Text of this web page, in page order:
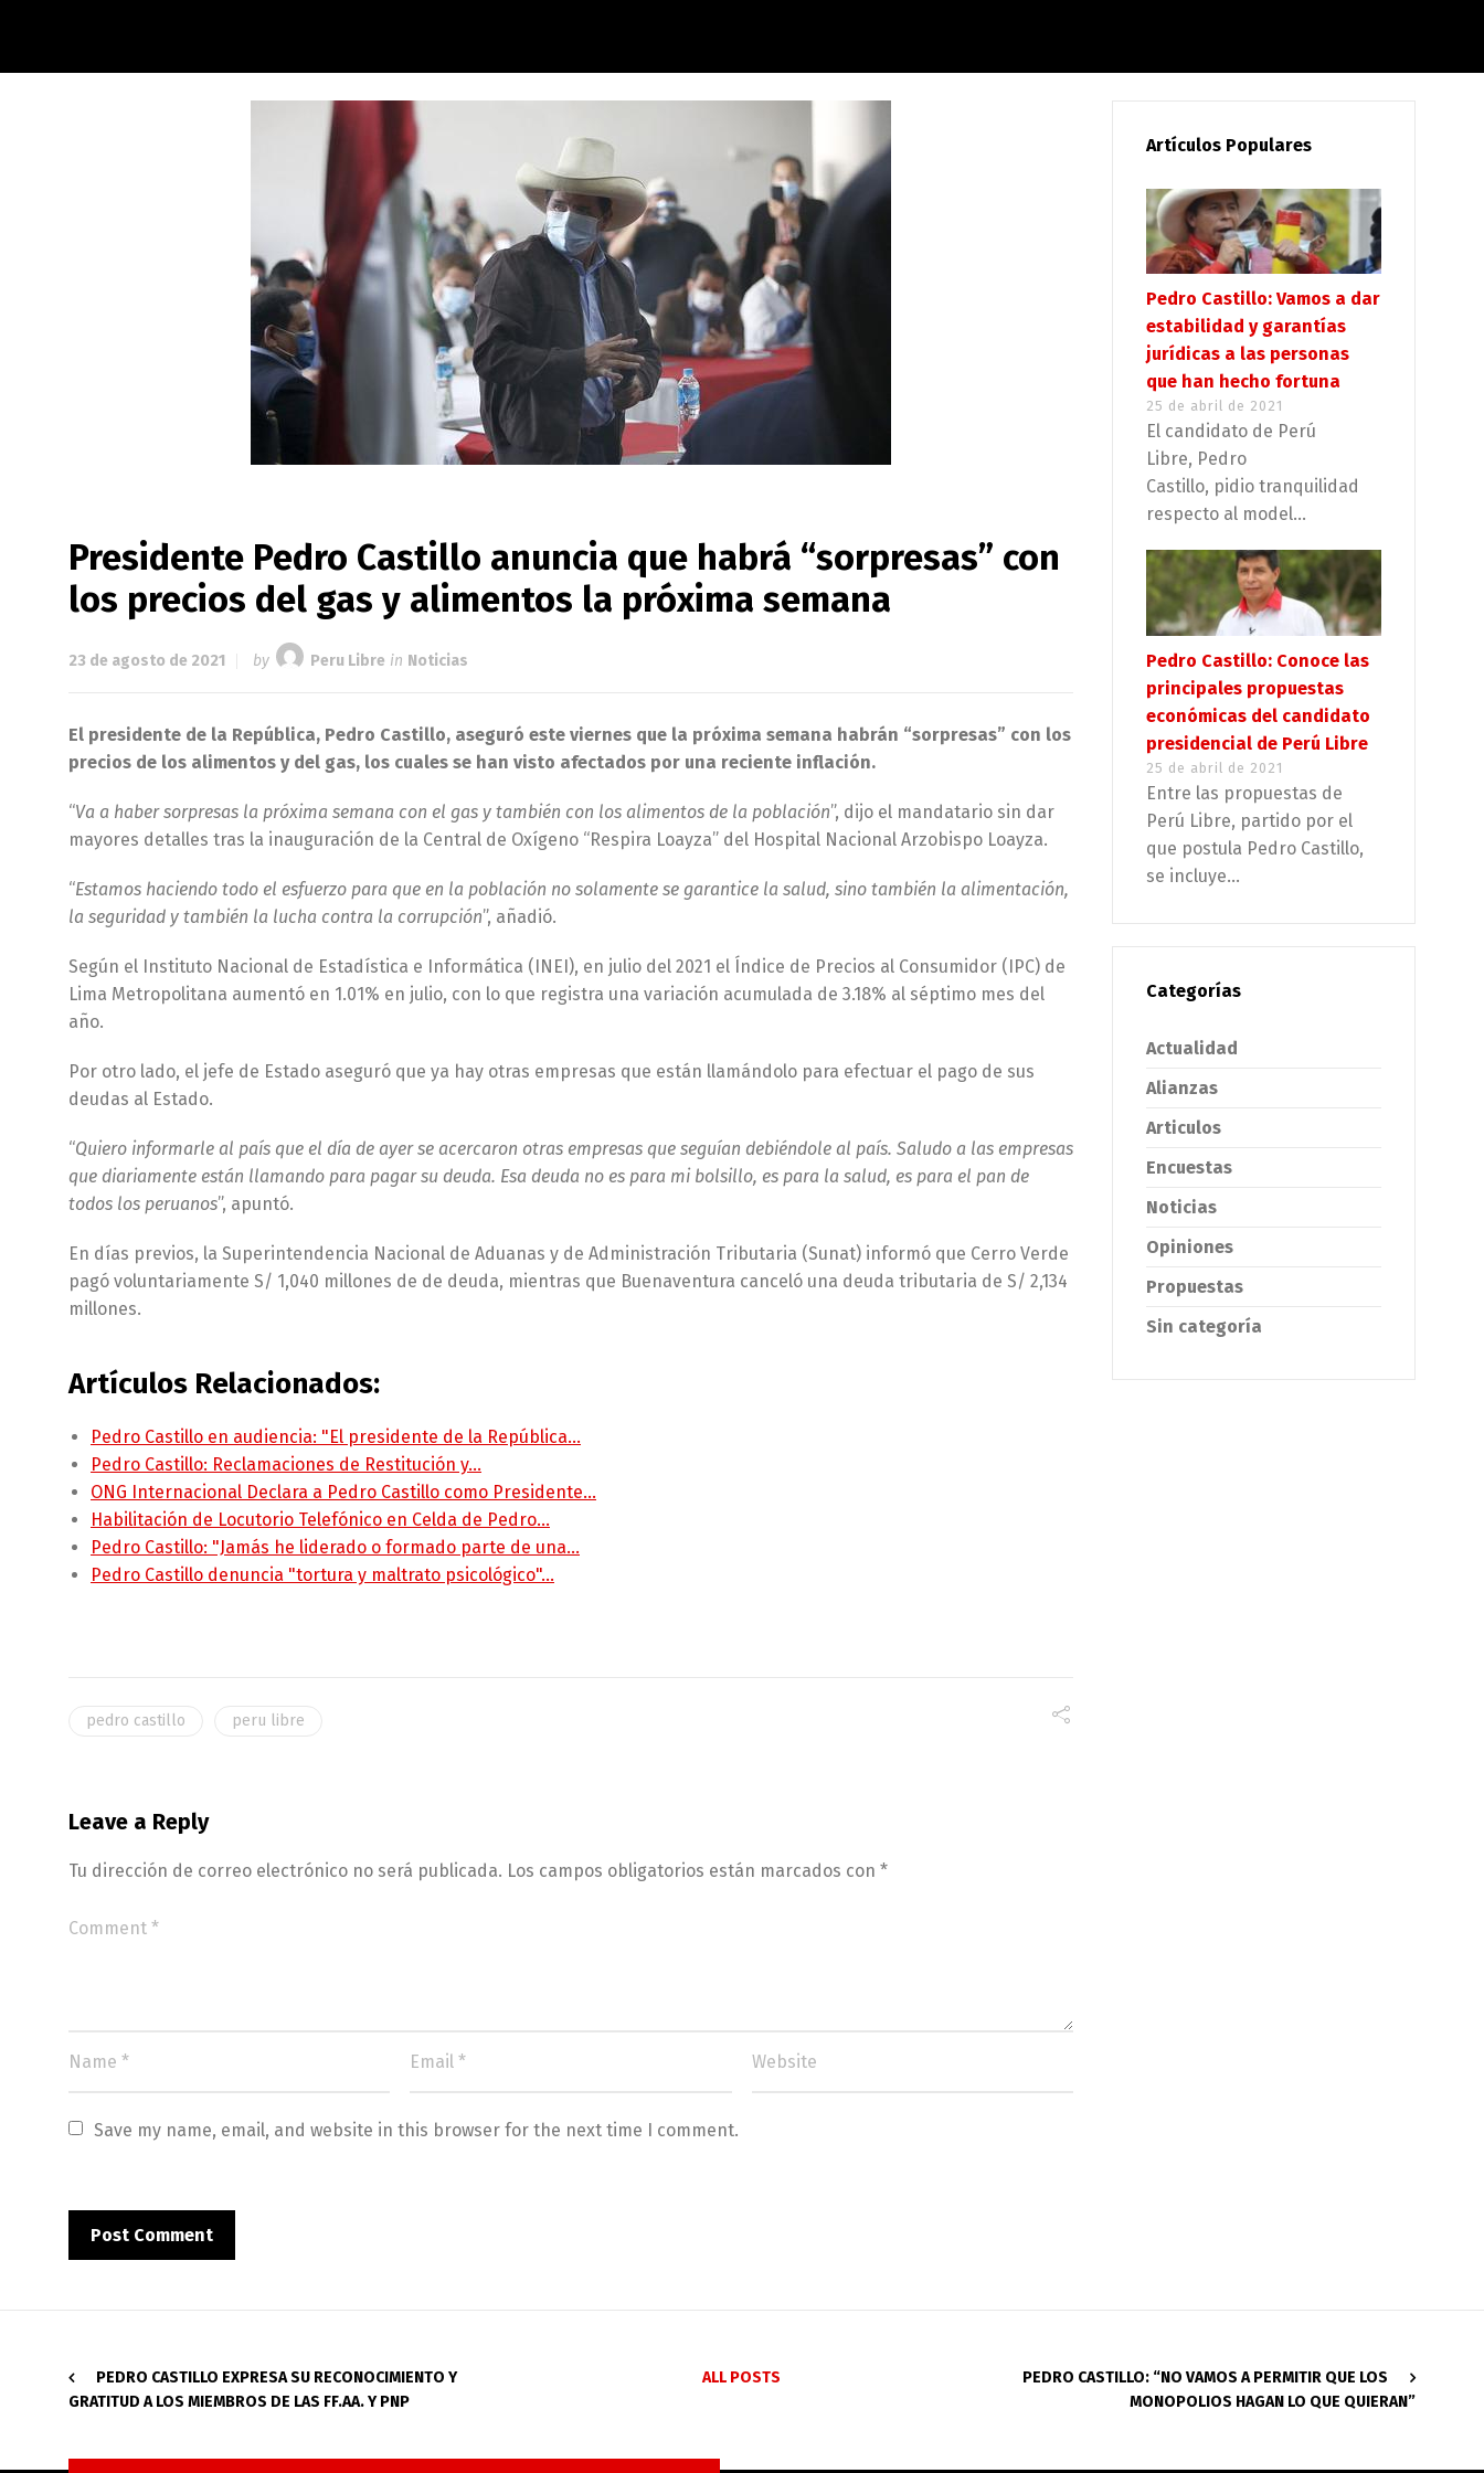
Presidente Pedro Castillo anuncia que habrá “sorpresas” con
los precios del gas y alimentos la próxima semana
23 de agosto de 2021 by Peru Libre in Noticias
El presidente de la República, Pedro Castillo, aseguró este viernes que la próxima semana habrán “sorpresas” con los
precios de los alimentos y del gas, los cuales se han visto afectados por una reciente inflación.
“Va a haber sorpresas la próxima semana con el gas y también con los alimentos de la población”, dijo el mandatario sin dar
mayores detalles tras la inauguración de la Central de Oxígeno “Respira Loayza” del Hospital Nacional Arzobispo Loayza.
“Estamos haciendo todo el esfuerzo para que en la población no solamente se garantice la salud, sino también la alimentación,
la seguridad y también la lucha contra la corrupción”, añadió.
Según el Instituto Nacional de Estadística e Informática (INEI), en julio del 2021 el Índice de Precios al Consumidor (IPC) de
Lima Metropolitana aumentó en 1.01% en julio, con lo que registra una variación acumulada de 3.18% al séptimo mes del
año.
Por otro lado, el jefe de Estado aseguró que ya hay otras empresas que están llamándolo para efectuar el pago de sus
deudas al Estado.
“Quiero informarle al país que el día de ayer se acercaron otras empresas que seguían debiéndole al país. Saludo a las empresas
que diariamente están llamando para pagar su deuda. Esa deuda no es para mi bolsillo, es para la salud, es para el pan de
todos los peruanos”, apuntó.
En días previos, la Superintendencia Nacional de Aduanas y de Administración Tributaria (Sunat) informó que Cerro Verde
pagó voluntariamente S/ 1,040 millones de de deuda, mientras que Buenaventura canceló una deuda tributaria de S/ 2,134
millones.
Artículos Relacionados:
Pedro Castillo en audiencia: "El presidente de la República…
Pedro Castillo: Reclamaciones de Restitución y…
ONG Internacional Declara a Pedro Castillo como Presidente…
Habilitación de Locutorio Telefónico en Celda de Pedro…
Pedro Castillo: "Jamás he liderado o formado parte de una…
Pedro Castillo denuncia "tortura y maltrato psicológico"…
pedro castillo peru libre
Leave a Reply
Tu dirección de correo electrónico no será publicada. Los campos obligatorios están marcados con *
Save my name, email, and website in this browser for the next time I comment.
Artículos Populares
Pedro Castillo: Vamos a dar
estabilidad y garantías
jurídicas a las personas
que han hecho fortuna
25 de abril de 2021
El candidato de Perú
Libre, Pedro
Castillo, pidio tranquilidad
respecto al model...
Pedro Castillo: Conoce las
principales propuestas
económicas del candidato
presidencial de Perú Libre
25 de abril de 2021
Entre las propuestas de
Perú Libre, partido por el
que postula Pedro Castillo,
se incluye...
Categorías
Actualidad
Alianzas
Articulos
Encuestas
Noticias
Opiniones
Propuestas
Sin categoría
PEDRO CASTILLO EXPRESA SU RECONOCIMIENTO Y
GRATITUD A LOS MIEMBROS DE LAS FF.AA. Y PNP
ALL POSTS
PEDRO CASTILLO: “NO VAMOS A PERMITIR QUE LOS
MONOPOLIOS HAGAN LO QUE QUIERAN”